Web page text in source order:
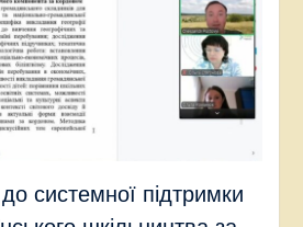
системної підтримки